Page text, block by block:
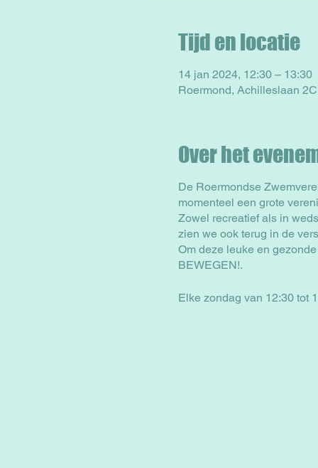
Tijd en locatie
14 jan 2024, 12:30 – 13:30
Roermond, Achilleslaan
Over het
De Roermondse
momenteel een grote
Zowel recreatief als in
zien we ook terug in de
Om deze leuke en
BEWEGEN!.
Elke zondag van 12:30 tot